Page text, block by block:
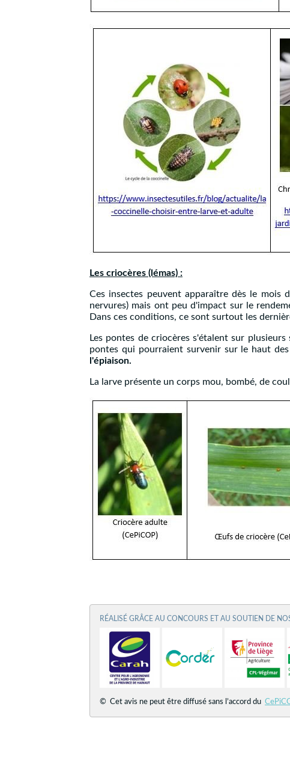
Les criocères (lémas) :
Ces insectes peuvent apparaître dès le mois
nervures) mais ont peu d'impact sur le
Dans ces conditions, ce sont surtout les
Les pontes de criocères s'étalent sur
pontes qui pourraient survenir sur le haut
l'épiaison.
La larve présente un corps mou, bombé, de
RÉALISÉ GRÂCE AU CONCOURS ET AU SOUTIEN DE
© Cet avis ne peut être diffusé sans l’accord du